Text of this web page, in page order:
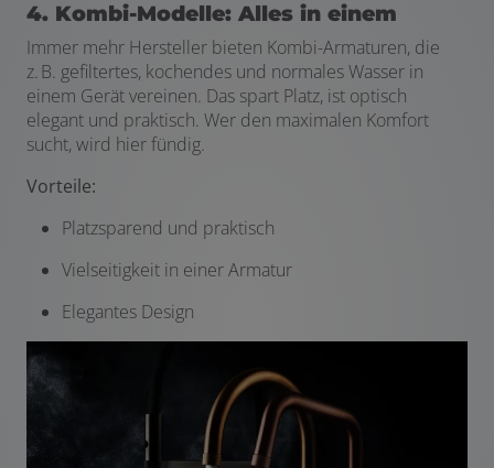
4. Kombi-Modelle: Alles in einem
Immer mehr Hersteller bieten Kombi-Armaturen, die
z. B. gefiltertes, kochendes und normales Wasser in
einem Gerät vereinen. Das spart Platz, ist optisch
elegant und praktisch. Wer den maximalen Komfort
sucht, wird hier fündig.
Vorteile:
Platzsparend und praktisch
Vielseitigkeit in einer Armatur
Elegantes Design